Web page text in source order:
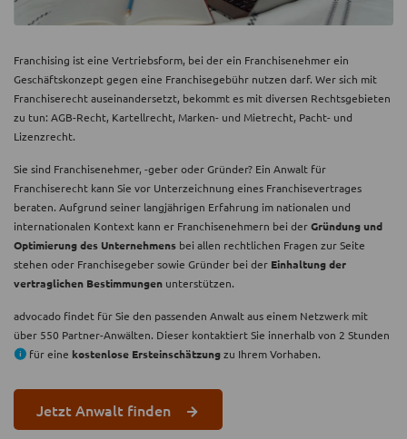
Franchising ist eine Vertriebsform, bei der ein Franchisenehmer ein
Geschäftskonzept gegen eine Franchisegebühr nutzen darf. Wer sich mit
Franchiserecht auseinandersetzt, bekommt es mit diversen Rechtsgebieten
zu tun: AGB-Recht, Kartellrecht, Marken- und Mietrecht, Pacht- und
Lizenzrecht.
Sie sind Franchisenehmer, -geber oder Gründer? Ein Anwalt für
Franchiserecht kann Sie vor Unterzeichnung eines Franchisevertrages
beraten. Aufgrund seiner langjährigen Erfahrung im nationalen und
internationalen Kontext kann er Franchisenehmern bei derGründung und
Optimierung des Unternehmens bei allen rechtlichen Fragen zur Seite
stehen oder Franchisegeber sowie Gründer bei der Einhaltung der
vertraglichen Bestimmungen unterstützen.
advocado findet für Sie den passenden Anwalt aus einem Netzwerk mit
über 550 Partner-Anwälten. Dieser kontaktiert Sie innerhalb von 2 Stunden
für eine kostenlose Ersteinschätzungzu Ihrem Vorhaben.
Jetzt Anwalt finden